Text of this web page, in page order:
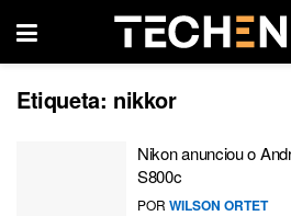
Etiqueta: nikkor
Nikon anunciou o
S800c
POR WILSON ORTET